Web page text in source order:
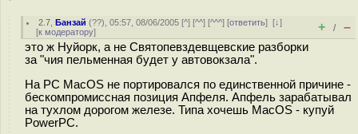
2.7 ,Банзай (??), 05:57, 08/06/2005 [^] [^^] [^^^] [ответить][↓]
[к модератору] + / –
это ж Нуйорк, а не Святопевздевщевские разборки
за "чия пельменная будет у автовокзала".
На РС MacOS не портировался по единственной причине -
бескомпромиссная позиция Апфеля. Апфель зарабатывал
на тухлом дорогом железе. Типа хочешь MacOS - купуй
PowerPC.